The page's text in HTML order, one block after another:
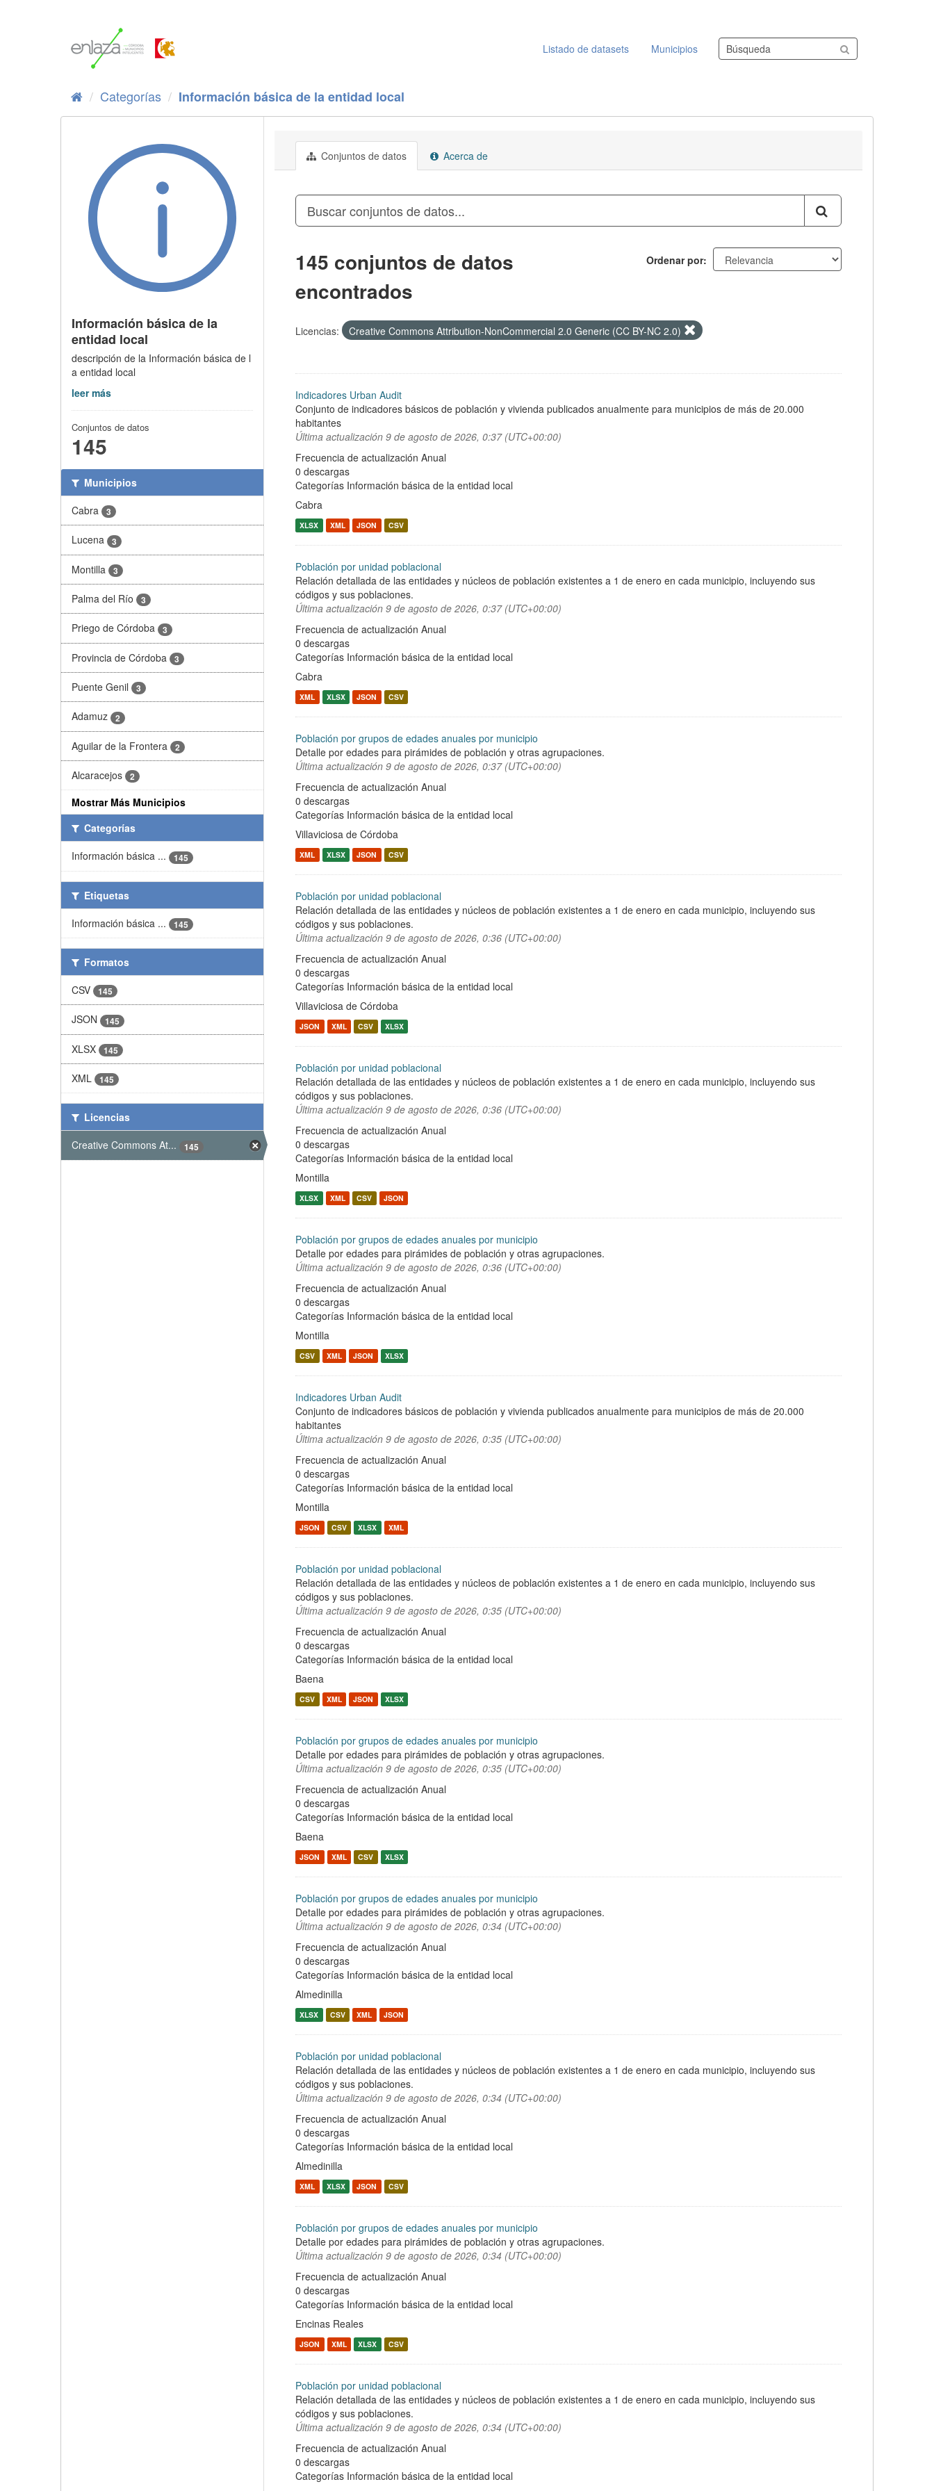
Listado de datasets
Municipios Buscar conjuntos de datos
Categorías Información básica de la entidad local
Información básica de la
entidad local
descripción de la Información básica de l
a entidad local
leer más
Conjuntos de datos
145
Municipios
Cabra
3
Lucena 3
Montilla 3
Palma del Río 3
Priego de Córdoba 3
Provincia de Córdoba 3
Puente Genil 3
Adamuz 2
Aguilar de la Frontera 2
Alcaracejos 2
Mostrar Más Municipios
Categorías
Información básica ...
145
Etiquetas
Información básica ...
145
Formatos
CSV
145
JSON 145
XLSX 145
XML 145
Licencias
Creative Commons At...
145
Conjuntos de datos Acerca de
Ordenar por
145 conjuntos de datos
encontrados
Licencias: Creative Commons Attribution-NonCommercial 2.0 Generic (CC BY-NC 2.0)
Indicadores Urban Audit
Conjunto de indicadores básicos de población y vivienda publicados anualmente para municipios de más de 20.000
habitantes
Última actualización 9 de agosto de 2026, 0:37 (UTC+00:00)
Frecuencia de actualización Anual
0 descargas
Categorías Información básica de la entidad local
Cabra
XLSX XML JSON CSV
Población por unidad poblacional
Relación detallada de las entidades y núcleos de población existentes a 1 de enero en cada municipio, incluyendo sus
códigos y sus poblaciones.
Última actualización 9 de agosto de 2026, 0:37 (UTC+00:00)
Frecuencia de actualización Anual
0 descargas
Categorías Información básica de la entidad local
Cabra
XML XLSX JSON CSV
Población por grupos de edades anuales por municipio
Detalle por edades para pirámides de población y otras agrupaciones.
Última actualización 9 de agosto de 2026, 0:37 (UTC+00:00)
Frecuencia de actualización Anual
0 descargas
Categorías Información básica de la entidad local
Villaviciosa de Córdoba
XML XLSX JSON CSV
Población por unidad poblacional
Relación detallada de las entidades y núcleos de población existentes a 1 de enero en cada municipio, incluyendo sus
códigos y sus poblaciones.
Última actualización 9 de agosto de 2026, 0:36 (UTC+00:00)
Frecuencia de actualización Anual
0 descargas
Categorías Información básica de la entidad local
Villaviciosa de Córdoba
JSON XML CSV XLSX
Población por unidad poblacional
Relación detallada de las entidades y núcleos de población existentes a 1 de enero en cada municipio, incluyendo sus
códigos y sus poblaciones.
Última actualización 9 de agosto de 2026, 0:36 (UTC+00:00)
Frecuencia de actualización Anual
0 descargas
Categorías Información básica de la entidad local
Montilla
XLSX XML CSV JSON
Población por grupos de edades anuales por municipio
Detalle por edades para pirámides de población y otras agrupaciones.
Última actualización 9 de agosto de 2026, 0:36 (UTC+00:00)
Frecuencia de actualización Anual
0 descargas
Categorías Información básica de la entidad local
Montilla
CSV XML JSON XLSX
Indicadores Urban Audit
Conjunto de indicadores básicos de población y vivienda publicados anualmente para municipios de más de 20.000
habitantes
Última actualización 9 de agosto de 2026, 0:35 (UTC+00:00)
Frecuencia de actualización Anual
0 descargas
Categorías Información básica de la entidad local
Montilla
JSON CSV XLSX XML
Población por unidad poblacional
Relación detallada de las entidades y núcleos de población existentes a 1 de enero en cada municipio, incluyendo sus
códigos y sus poblaciones.
Última actualización 9 de agosto de 2026, 0:35 (UTC+00:00)
Frecuencia de actualización Anual
0 descargas
Categorías Información básica de la entidad local
Baena
CSV XML JSON XLSX
Población por grupos de edades anuales por municipio
Detalle por edades para pirámides de población y otras agrupaciones.
Última actualización 9 de agosto de 2026, 0:35 (UTC+00:00)
Frecuencia de actualización Anual
0 descargas
Categorías Información básica de la entidad local
Baena
JSON XML CSV XLSX
Población por grupos de edades anuales por municipio
Detalle por edades para pirámides de población y otras agrupaciones.
Última actualización 9 de agosto de 2026, 0:34 (UTC+00:00)
Frecuencia de actualización Anual
0 descargas
Categorías Información básica de la entidad local
Almedinilla
XLSX CSV XML JSON
Población por unidad poblacional
Relación detallada de las entidades y núcleos de población existentes a 1 de enero en cada municipio, incluyendo sus
códigos y sus poblaciones.
Última actualización 9 de agosto de 2026, 0:34 (UTC+00:00)
Frecuencia de actualización Anual
0 descargas
Categorías Información básica de la entidad local
Almedinilla
XML XLSX JSON CSV
Población por grupos de edades anuales por municipio
Detalle por edades para pirámides de población y otras agrupaciones.
Última actualización 9 de agosto de 2026, 0:34 (UTC+00:00)
Frecuencia de actualización Anual
0 descargas
Categorías Información básica de la entidad local
Encinas Reales
JSON XML XLSX CSV
Población por unidad poblacional
Relación detallada de las entidades y núcleos de población existentes a 1 de enero en cada municipio, incluyendo sus
códigos y sus poblaciones.
Última actualización 9 de agosto de 2026, 0:34 (UTC+00:00)
Frecuencia de actualización Anual
0 descargas
Categorías Información básica de la entidad local